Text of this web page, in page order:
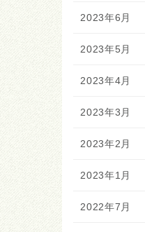
2023年6月
2023年5月
2023年4月
2023年3月
2023年2月
2023年1月
2022年7月